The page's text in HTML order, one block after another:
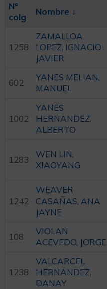
Nº
colg
Nombre ↓
1258
ZAMALLOA
LOPEZ, IGNACIO
JAVIER
602
YANES MELIAN,
MANUEL
1002
YANES
HERNANDEZ,
ALBERTO
1283
WEN LIN,
XIAOYANG
1242
WEAVER
CASAÑAS, ANA
JAYNE
108
VIOLAN
ACEVEDO, JORGE
1238
VALCARCEL
HERNÁNDEZ,
DANAY